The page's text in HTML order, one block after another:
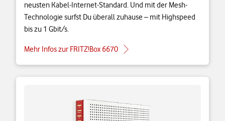
neusten Kabel-Internet-Standard. Und mit der Mesh-
Technologie surfst Du überall zuhause – mit Highspeed
bis zu 1 Gbit/s.
Mehr Infos zur FRITZ!Box 6670